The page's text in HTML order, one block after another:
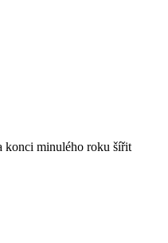
konci minulého roku šířit